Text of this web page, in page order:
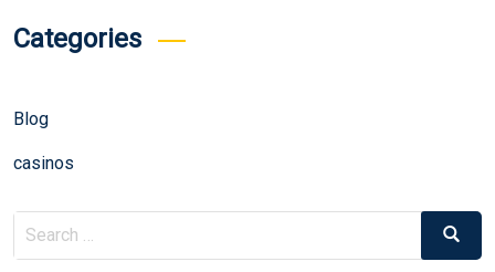
Categories
Blog
casinos
Search
Search